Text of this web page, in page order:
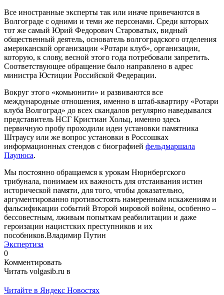
Все иностранные эксперты так или иначе привечаются в
Волгограде с одними и теми же персонами. Среди которых
тот же самый Юрий Федорович Староватых, видный
общественный деятель, основатель волгоградского отделения
американской организации «Ротари клуб», организации,
которую, к слову, весной этого года потребовали запретить.
Соответствующее обращение было направлено в адрес
министра Юстиции Российской Федерации.
Вокруг этого «комьюнити» и развиваются все
международные отношения, именно в штаб-квартиру «Ротари
клуба Волгоград» до всех скандалов регулярно наведывался
представитель НСГ Кристиан Хольц, именно здесь
первичную пробу проходили идеи установки памятника
Штраусу или же вопрос установки в Россошках
информационных стендов с биографией фельдмаршала
Паулюса.
Мы постоянно обращаемся к урокам Нюрнбергского
трибунала, понимаем их важность для отстаивания истин
исторической памяти, для того, чтобы доказательно,
аргументированно противостоять намеренным искажениям и
фальсификации событий Второй мировой войны, особенно –
бессовестным, лживым попыткам реабилитации и даже
героизации нацистских преступников и их
пособников.Владимир Путин
Экспертиза
0
Комментировать
Читать volgasib.ru в
Читайте в Яндекс Новостях